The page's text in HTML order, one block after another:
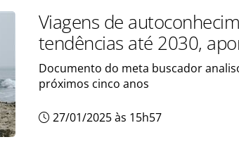
Viagens de
tendências até 2030,
Documento do meta buscador
próximos cinco anos
27/01/2025 às 15h57